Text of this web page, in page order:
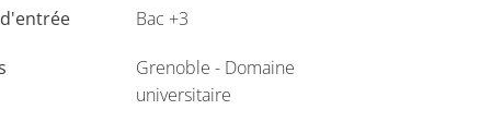
Bac +3
Grenoble - Domaine
universitaire